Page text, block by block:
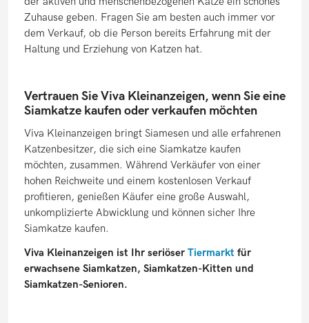
Zuhause geben. Fragen Sie am besten auch immer vor
dem Verkauf, ob die Person bereits Erfahrung mit der
Haltung und Erziehung von Katzen hat.
Vertrauen Sie Viva Kleinanzeigen, wenn Sie eine
Siamkatze kaufen oder verkaufen möchten
Viva Kleinanzeigen bringt Siamesen und alle erfahrenen
Katzenbesitzer, die sich eine Siamkatze kaufen
möchten, zusammen. Während Verkäufer von einer
hohen Reichweite und einem kostenlosen Verkauf
profitieren, genießen Käufer eine große Auswahl,
unkomplizierte Abwicklung und können sicher Ihre
Siamkatze kaufen.
Viva Kleinanzeigen ist Ihr seriöserTiermarkt für
erwachsene Siamkatzen, Siamkatzen-Kitten und
Siamkatzen-Senioren.